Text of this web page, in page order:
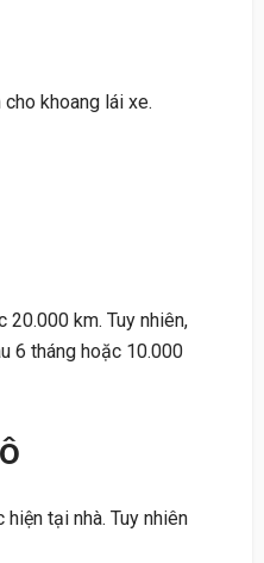
khoang lái xe.
km. Tuy nhiên,
6 tháng hoặc 10.000
tại nhà. Tuy nhiên